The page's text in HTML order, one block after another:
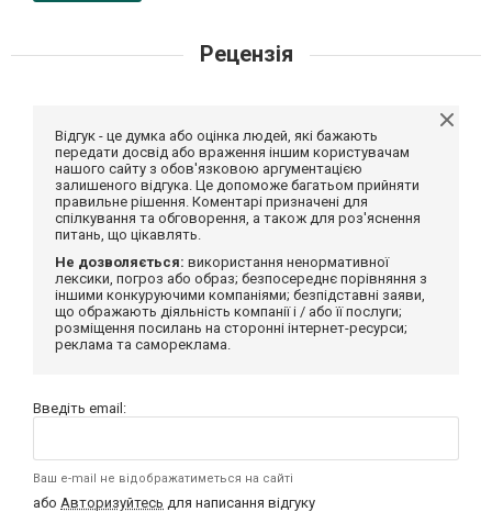
Рецензія
Відгук - це думка або оцінка людей, які бажають
передати досвід або враження іншим користувачам
нашого сайту з обов'язковою аргументацією
залишеного відгука. Це допоможе багатьом прийняти
правильне рішення. Коментарі призначені для
спілкування та обговорення, а також для роз'яснення
питань, що цікавлять.
Не дозволяється: використання ненормативної
лексики, погроз або образ; безпосереднє порівняння з
іншими конкуруючими компаніями; безпідставні заяви,
що ображають діяльність компанії і / або її послуги;
розміщення посилань на сторонні інтернет-ресурси;
реклама та самореклама.
Введіть email:
Ваш e-mail не відображатиметься на сайті
або Авторизуйтесь для написання відгуку